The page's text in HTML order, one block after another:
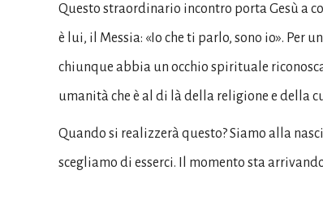
Questo straordinario incontro porta Gesù a
è lui, il Messia: «Io che ti parlo, sono io». Per
chiunque abbia un occhio spirituale
umanità che è al di là della religione e della
Quando si realizzerà questo? Siamo alla
scegliamo di esserci. Il momento sta